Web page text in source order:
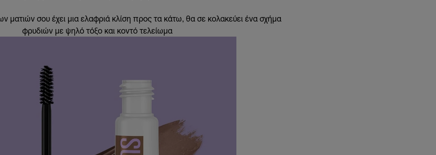
ματιών σου έχει μια ελαφριά κλίση προς τα κάτω, θα σε κολακεύει ένα σχήμα
φρυδιών με ψηλό τόξο και κοντό τελείωμα